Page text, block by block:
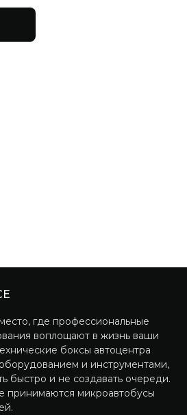
где профессиональные
воплощают в жизнь ваши
боксы автоцентра
и инструментами,
быстро и не создавать очереди.
принимаются микроавтобусы